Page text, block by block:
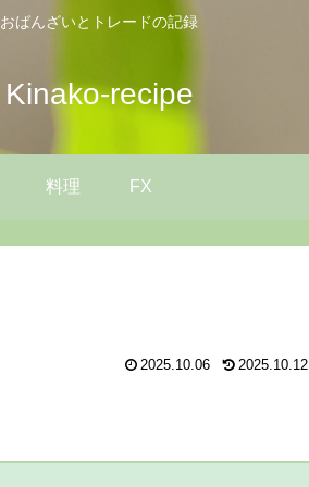
おばんざいとトレードの記録
Kinako-recipe
料理 FX
2025.10.06 2025.10.12